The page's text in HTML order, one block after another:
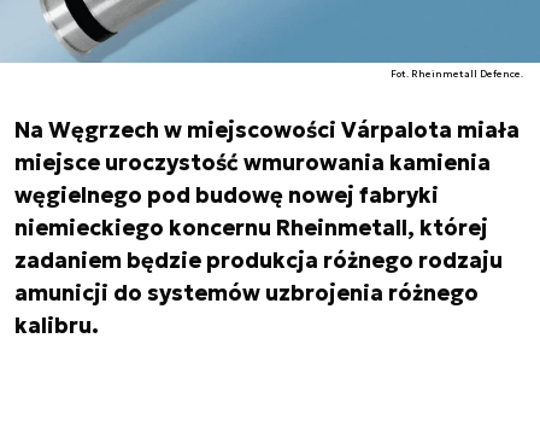
Fot. Rheinmetall Defence.
Na Węgrzech w miejscowości Várpalota miała
miejsce uroczystość wmurowania kamienia
węgielnego pod budowę nowej fabryki
niemieckiego koncernu Rheinmetall, której
zadaniem będzie produkcja różnego rodzaju
amunicji do systemów uzbrojenia różnego
kalibru.